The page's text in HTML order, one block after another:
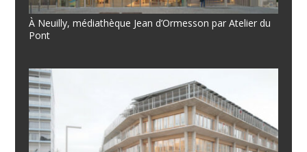
À Neuilly, médiathèque Jean d’Ormesson par Atelier du
Pont